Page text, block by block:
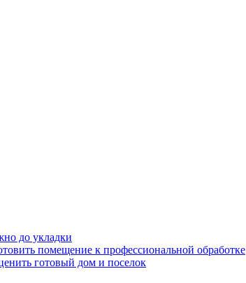
до укладки
помещение к профессиональной обработке
готовый дом и поселок